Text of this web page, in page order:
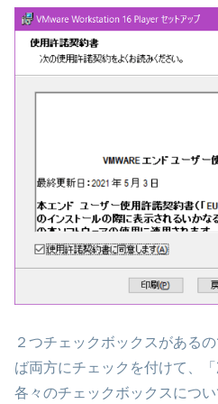
２つチェックボックスがある
ば両方にチェックを付けて、
各々のチェックボックスにつ